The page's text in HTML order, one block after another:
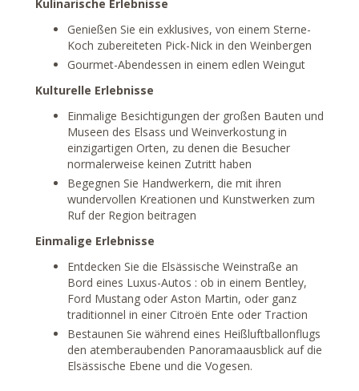
Kulinarische Erlebnisse
Genießen Sie ein exklusives, von einem Sterne-
Koch zubereiteten Pick-Nick in den Weinbergen
Gourmet-Abendessen in einem edlen Weingut
Kulturelle Erlebnisse
Einmalige Besichtigungen der großen Bauten und
Museen des Elsass und Weinverkostung in
einzigartigen Orten, zu denen die Besucher
normalerweise keinen Zutritt haben
Begegnen Sie Handwerkern, die mit ihren
wundervollen Kreationen und Kunstwerken zum
Ruf der Region beitragen
Einmalige Erlebnisse
Entdecken Sie die Elsässische Weinstraße an
Bord eines Luxus-Autos : ob in einem Bentley,
Ford Mustang oder Aston Martin, oder ganz
traditionnel in einer Citroën Ente oder Traction
Bestaunen Sie während eines Heißluftballonflugs
den atemberaubenden Panoramaausblick auf die
Elsässische Ebene und die Vogesen.